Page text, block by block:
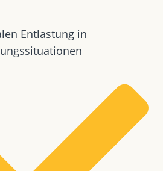
Entlastung in